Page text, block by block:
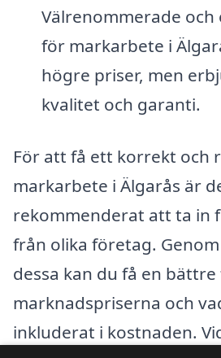
Välrenommerade
för markarbete i
högre priser, men
kvalitet och garanti.
För att få ett korrekt och
markarbete i Älgarås är
rekommenderat att ta in
från olika företag.
dessa kan du få en
marknadspriserna och
inkluderat i kostnaden.